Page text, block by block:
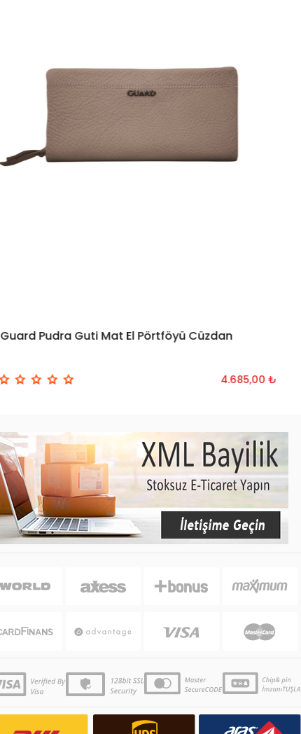
Guard Pudra Guti Mat El Pörtföyü Cüzdan
4.685,00 ₺